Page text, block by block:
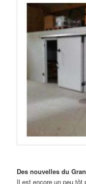
Des nouvelles du
Il est encore un peu tôt